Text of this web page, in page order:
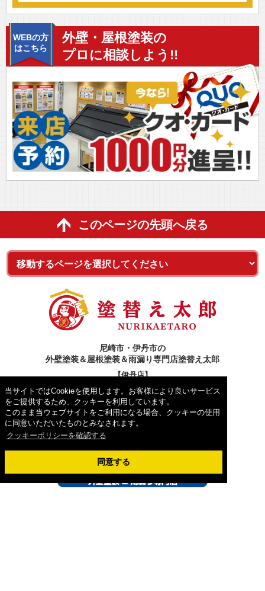
当サイトではCookieを使用します。お客様により良いサービス
をご提供するため、クッキーを利用しています。
このまま当ウェブサイトをご利用になる場合、クッキーの使用
に同意いただいたものとみなされます。
クッキーポリシーを確認する
同意する
WEBの方
はこちら
外壁・屋根塗装の
プロに相談しよう!!
このページの先頭へ戻る
尼崎市・伊丹市の
外壁塗装＆屋根塗装＆雨漏り専門店塗替え太郎
【伊丹店】
〒664-0874 兵庫県伊丹市山田5丁目8番9号 六雁ビル1F
フリーダイヤル：0120-991-940
TEL： 072-778-0130FAX：072-778-0131
【尼崎立花店】
フリーダイヤル：